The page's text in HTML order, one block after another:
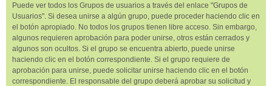
Puede ver todos los Grupos de usuarios a través del enlace "Grupos de
Usuarios". Si desea unirse a algún grupo, puede proceder haciendo clic en
el botón apropiado. No todos los grupos tienen libre acceso. Sin embargo,
algunos requieren aprobación para poder unirse, otros están cerrados y
algunos son ocultos. Si el grupo se encuentra abierto, puede unirse
haciendo clic en el botón correspondiente. Si el grupo requiere de
aprobación para unirse, puede solicitar unirse haciendo clic en el botón
correspondiente. El responsable del grupo deberá aprobar su solicitud y